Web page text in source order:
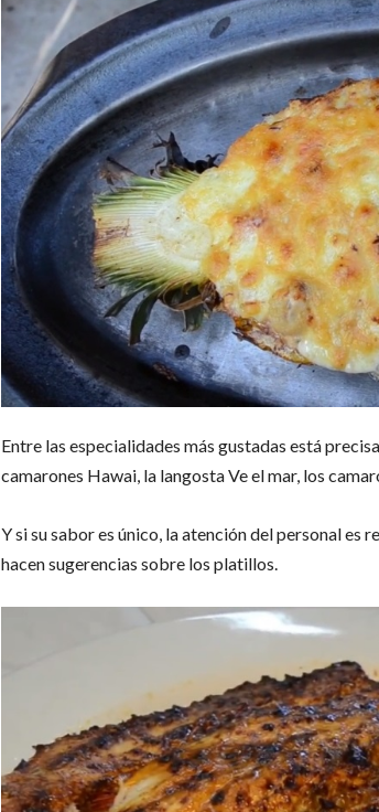
Entre las especialidades más gustadas está
camarones Hawai, la langosta Ve el mar, los
Y si su sabor es único, la atención del personal
hacen sugerencias sobre los platillos.